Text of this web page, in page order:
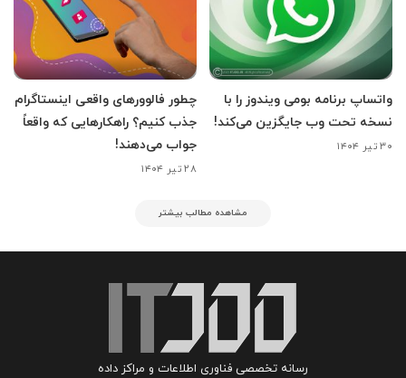
واتساپ برنامه بومی ویندوز را با
نسخه تحت وب جایگزین می‌کند!
۳۰ تیر ۱۴۰۴
چطور فالوورهای واقعی اینستاگرام
جذب کنیم؟ راهکارهایی که واقعاً
جواب می‌دهند!
۲۸ تیر ۱۴۰۴
مشاهده مطالب بیشتر
رسانه تخصصی فناوری اطلاعات و مراکز داده